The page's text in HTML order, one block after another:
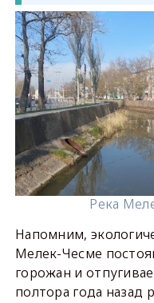
Река
Напомним,
Мелек-Чесме
горожан и
полтора года назад